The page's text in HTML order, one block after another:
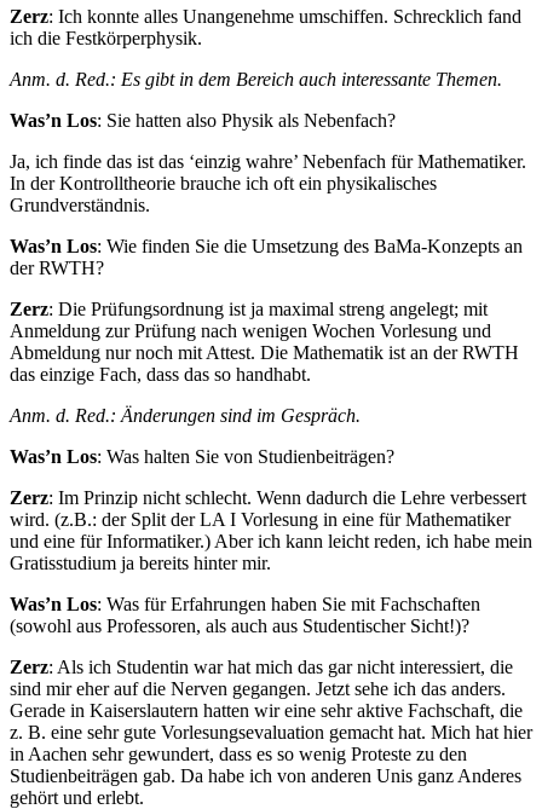
Zerz: Ich konnte alles Unangenehme umschiffen. Schrecklich fand
ich die Festkörperphysik.
Anm. d. Red.: Es gibt in dem Bereich auch interessante Themen.
Was’n Los: Sie hatten also Physik als Nebenfach?
Ja, ich finde das ist das ‘einzig wahre’ Nebenfach für Mathematiker.
In der Kontrolltheorie brauche ich oft ein physikalisches
Grundverständnis.
Was’n Los: Wie finden Sie die Umsetzung des BaMa-Konzepts an
der RWTH?
Zerz: Die Prüfungsordnung ist ja maximal streng angelegt; mit
Anmeldung zur Prüfung nach wenigen Wochen Vorlesung und
Abmeldung nur noch mit Attest. Die Mathematik ist an der RWTH
das einzige Fach, dass das so handhabt.
Anm. d. Red.: Änderungen sind im Gespräch.
Was’n Los: Was halten Sie von Studienbeiträgen?
Zerz: Im Prinzip nicht schlecht. Wenn dadurch die Lehre verbessert
wird. (z.B.: der Split der LA I Vorlesung in eine für Mathematiker
und eine für Informatiker.) Aber ich kann leicht reden, ich habe mein
Gratisstudium ja bereits hinter mir.
Was’n Los: Was für Erfahrungen haben Sie mit Fachschaften
(sowohl aus Professoren, als auch aus Studentischer Sicht!)?
Zerz: Als ich Studentin war hat mich das gar nicht interessiert, die
sind mir eher auf die Nerven gegangen. Jetzt sehe ich das anders.
Gerade in Kaiserslautern hatten wir eine sehr aktive Fachschaft, die
z. B. eine sehr gute Vorlesungsevaluation gemacht hat. Mich hat hier
in Aachen sehr gewundert, dass es so wenig Proteste zu den
Studienbeiträgen gab. Da habe ich von anderen Unis ganz Anderes
gehört und erlebt.